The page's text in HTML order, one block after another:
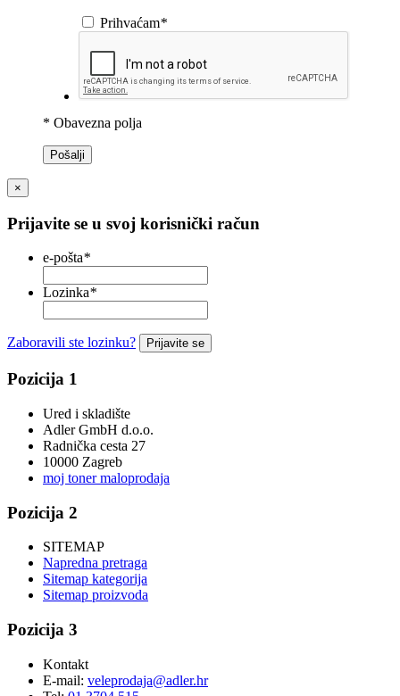
Prihvaćam*
* Obavezna polja
Pošalji
×
Prijavite se u svoj korisnički račun
e-pošta*
Lozinka*
Zaboravili ste lozinku? Prijavite se
Pozicija 1
Ured i skladište
Adler GmbH d.o.o.
Radnička cesta 27
10000 Zagreb
moj toner maloprodaja
Pozicija 2
SITEMAP
Napredna pretraga
Sitemap kategorija
Sitemap proizvoda
Pozicija 3
Kontakt
E-mail: veleprodaja@adler.hr